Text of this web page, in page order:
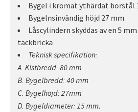
Bygel i kromat ythärdat borstål
Bygelnsinvändig höjd 27 mm
Låscylindern skyddas av en 5
täckbricka
Teknisk specifikation:
A. Kistbredd: 80 mm
B. Bygelbredd: 40 mm
C. Bygelhöjd: 27mm
D. Bygeldiameter: 15 mm.